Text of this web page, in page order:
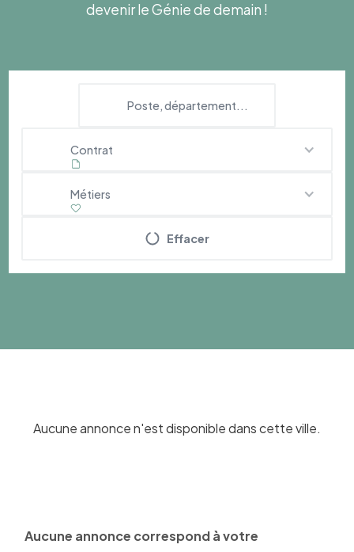
devenir le Génie de demain !
Contrat
Métiers
Effacer
Aucune annonce n'est disponible dans cette ville.
Aucune annonce correspond à votre